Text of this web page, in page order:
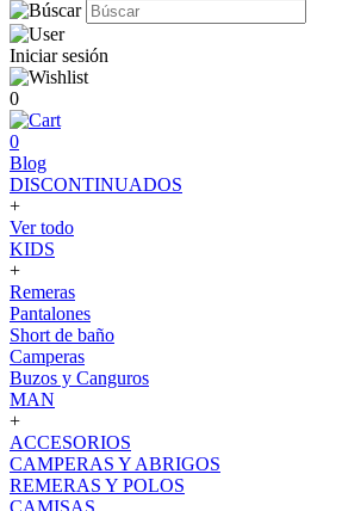
Iniciar sesión
0
0
Blog
DISCONTINUADOS
+
Ver todo
KIDS
+
Remeras
Pantalones
Short de baño
Camperas
Buzos y Canguros
MAN
+
ACCESORIOS
CAMPERAS Y ABRIGOS
REMERAS Y POLOS
CAMISAS